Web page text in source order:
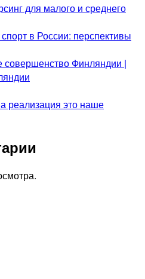
для малого и среднего
в России: перспективы
совершенство Финляндии |
это наше